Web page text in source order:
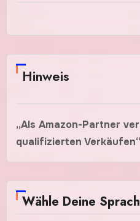
Hinweis
„Als Amazon-Partner
qualifizierten Verkäufen“
Wähle Deine